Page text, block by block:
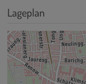
Lageplan